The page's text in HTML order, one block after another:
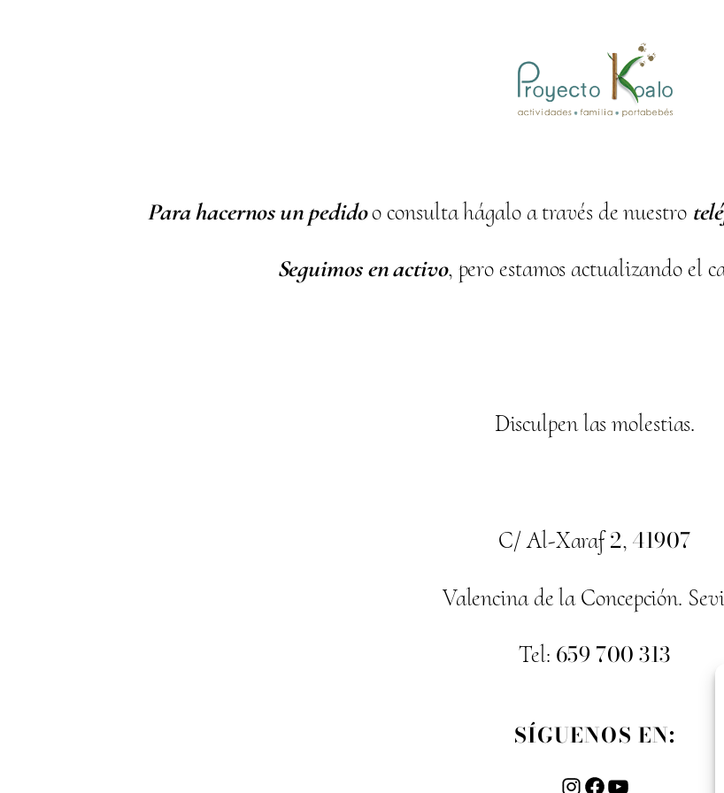
Para hacernos un pedidoo consulta hágalo a través de nuestro
Seguimos en activo, pero estamos actualizando el
Disculpen las molestias.
C/ Al-Xaraf2, 41907
Valencina de la Concepción.
Tel: 659 700313
SÍGUENOS EN:
Instagram
Facebook
YouTube